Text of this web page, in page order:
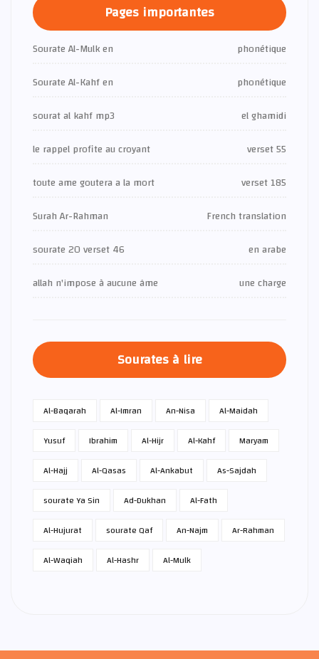
Pages importantes
Sourate Al-Mulk en
phonétique
Sourate Al-Kahf en
phonétique
sourat al kahf mp3
el ghamidi
le rappel profite au croyant
verset 55
toute ame goutera a la mort
verset 185
Surah Ar-Rahman
French translation
sourate 20 verset 46
en arabe
allah n'impose à aucune âme
une charge
Sourates à lire
Al-Baqarah Al-Imran An-Nisa
Al-Maidah
Yusuf
Ibrahim Al-Hijr Al-Kahf
Maryam
Al-Hajj
Al-Qasas Al-Ankabut
As-Sajdah
sourate Ya Sin
Ad-Dukhan
Al-Fath
Al-Hujurat
sourate Qaf An-Najm
Ar-Rahman
Al-Waqiah
Al-Hashr Al-Mulk